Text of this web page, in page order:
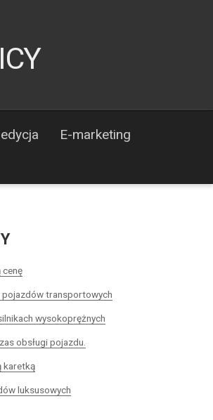
E-marketing
cenę
pojazdów transportowych
wysokoprężnych
obsługi pojazdu.
karetką
luksusowych